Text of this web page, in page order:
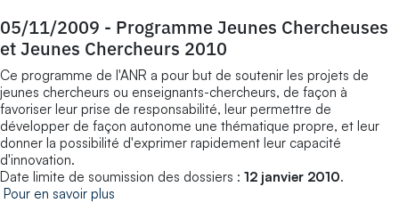
05/11/2009 - Programme Jeunes Chercheuses
et Jeunes Chercheurs 2010
Ce programme de l'ANR a pour but de soutenir les projets de
jeunes chercheurs ou enseignants-chercheurs, de façon à
favoriser leur prise de responsabilité, leur permettre de
développer de façon autonome une thématique propre, et leur
donner la possibilité d'exprimer rapidement leur capacité
d'innovation.
Date limite de soumission des dossiers : 12 janvier 2010.
Pour en savoir plus